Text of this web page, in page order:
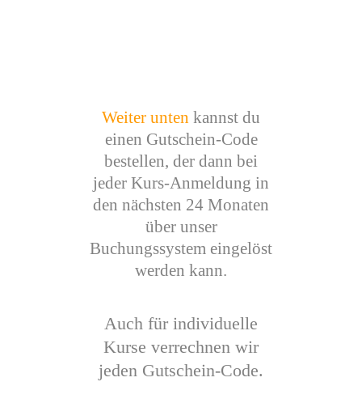
Weiter unten kannst du
einen Gutschein-Code
bestellen, der dann bei
jeder Kurs-Anmeldung in
den nächsten 24 Monaten
über unser
Buchungssystem eingelöst
werden kann.
Auch für individuelle
Kurse verrechnen wir
jeden Gutschein-Code.